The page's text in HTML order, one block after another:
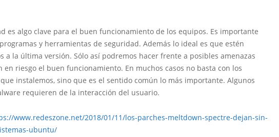
es algo clave para el buen funcionamiento de los equipos. Es importante
y herramientas de seguridad. Además lo ideal es que estén
a la última versión. Sólo así podremos hacer frente a posibles amenazas
en riesgo el buen funcionamiento. En muchos casos no basta con los
instalemos, sino que es el sentido común lo más importante. Algunos
requieren de la interacción del usuario.
www.redeszone.net/2018/01/11/los-parches-meltdown-spectre-dejan-sin-
ubuntu/